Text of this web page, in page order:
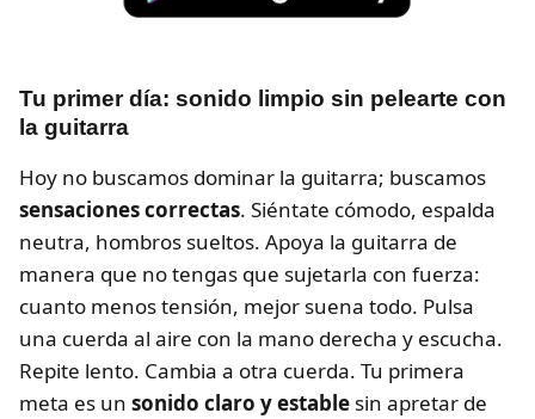
Tu primer día: sonido limpio sin pelearte con
la guitarra
Hoy no buscamos dominar la guitarra; buscamos
sensaciones correctas. Siéntate cómodo, espalda
neutra, hombros sueltos. Apoya la guitarra de
manera que no tengas que sujetarla con fuerza:
cuanto menos tensión, mejor suena todo. Pulsa
una cuerda al aire con la mano derecha y escucha.
Repite lento. Cambia a otra cuerda. Tu primera
meta es un sonido claro y estable sin apretar de